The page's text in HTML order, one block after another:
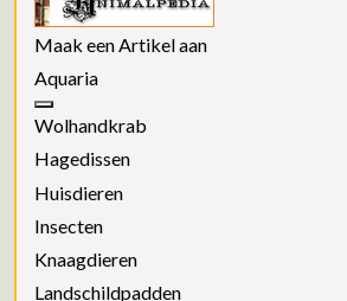
Maak een Artikel aan
Aquaria
Wolhandkrab
Hagedissen
Huisdieren
Insecten
Knaagdieren
Landschildpadden